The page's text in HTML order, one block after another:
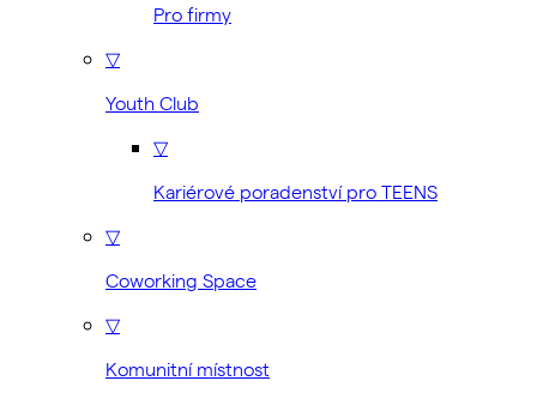
Pro firmy
▽
Youth Club
▽
Kariérové poradenství pro TEENS
▽
Coworking Space
▽
Komunitní místnost